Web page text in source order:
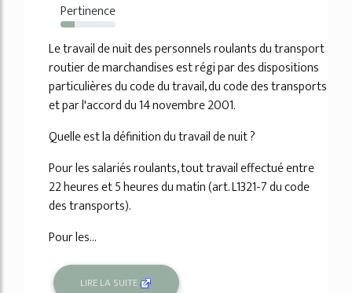
Pertinence
26%
Le travail de nuit des personnels roulants du transport
routier de marchandises est régi par des dispositions
particulières du code du travail, du code des transports
et par l'accord du 14 novembre 2001.
Quelle est la définition du travail de nuit ?
Pour les salariés roulants, tout travail effectué entre
22 heures et 5 heures du matin (art. L1321-7 du code
des transports).
Pour les...
LIRE LA SUITE